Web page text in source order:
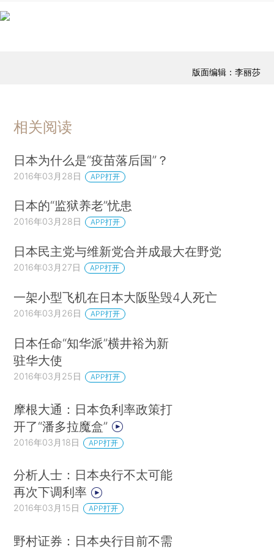
版面编辑：李丽莎
相关阅读
日本为什么是“疫苗落后国”？
2016年03月28日 APP打开
日本的“监狱养老”忧患
2016年03月28日 APP打开
日本民主党与维新党合并成最大在野党
2016年03月27日 APP打开
一架小型飞机在日本大阪坠毁4人死亡
2016年03月26日 APP打开
日本任命“知华派”横井裕为新
驻华大使
2016年03月25日 APP打开
摩根大通：日本负利率政策打
开了“潘多拉魔盒”
2016年03月18日 APP打开
分析人士：日本央行不太可能
再次下调利率
2016年03月15日 APP打开
野村证券：日本央行目前不需